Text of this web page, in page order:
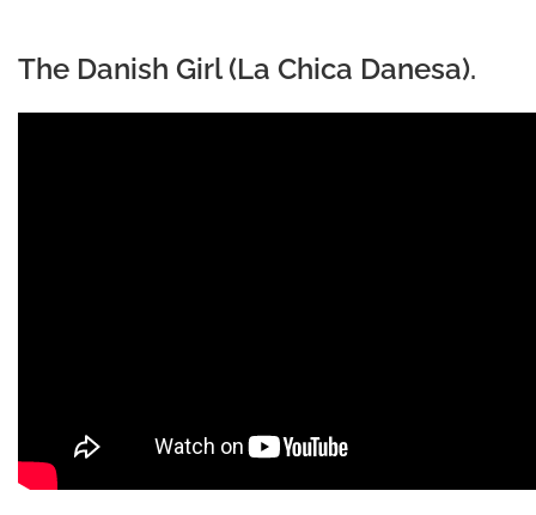
The Danish Girl (La Chica Danesa).